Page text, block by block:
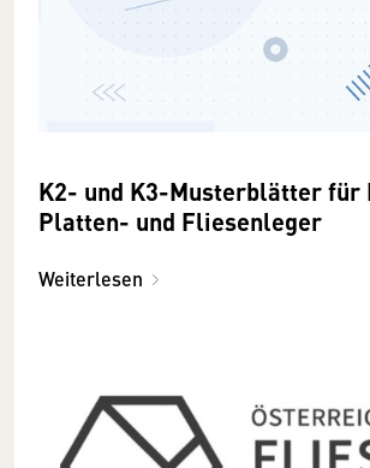
K2- und K3-Musterblätter für
Platten- und Fliesenleger
Weiterlesen